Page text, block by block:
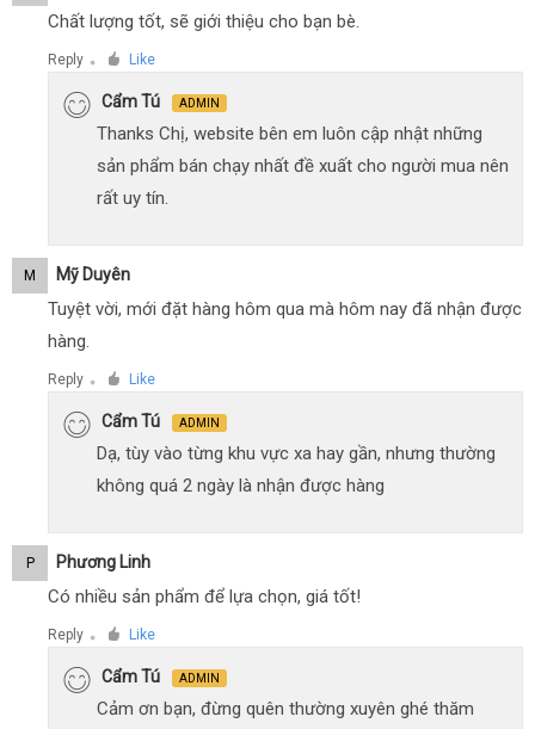
Chất lượng tốt, sẽ giới thiệu cho bạn bè.
Reply ● Like
Cẩm Tú ADMIN
Thanks Chị, website bên em luôn cập nhật những
sản phẩm bán chạy nhất đề xuất cho người mua nên
rất uy tín.
M Mỹ Duyên
Tuyệt vời, mới đặt hàng hôm qua mà hôm nay đã nhận được
hàng.
Reply ● Like
Cẩm Tú ADMIN
Dạ, tùy vào từng khu vực xa hay gần, nhưng thường
không quá 2 ngày là nhận được hàng
P Phương Linh
Có nhiều sản phẩm để lựa chọn, giá tốt!
Reply ● Like
Cẩm Tú ADMIN
Cảm ơn bạn, đừng quên thường xuyên ghé thăm